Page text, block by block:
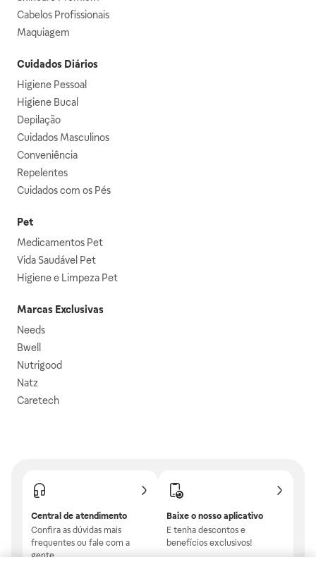
Cabelos Profissionais
Maquiagem
Cuidados Diários
Higiene Pessoal
Higiene Bucal
Depilação
Cuidados Masculinos
Conveniência
Repelentes
Cuidados com os Pés
Pet
Medicamentos Pet
Vida Saudável Pet
Higiene e Limpeza Pet
Marcas Exclusivas
Needs
Bwell
Nutrigood
Natz
Caretech
Central de atendimento
Confira as dúvidas mais
frequentes ou fale com a
gente.
Baixe o nosso aplicativo
E tenha descontos e
benefícios exclusivos!